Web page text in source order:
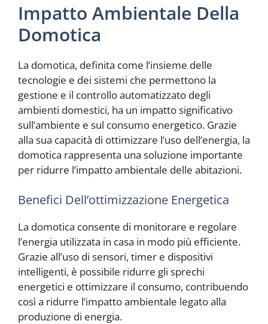
Impatto Ambientale Della
Domotica
La domotica, definita come l’insieme delle
tecnologie e dei sistemi che permettono la
gestione e il controllo automatizzato degli
ambienti domestici, ha un impatto significativo
sull’ambiente e sul consumo energetico. Grazie
alla sua capacità di ottimizzare l’uso dell’energia, la
domotica rappresenta una soluzione importante
per ridurre l’impatto ambientale delle abitazioni.
Benefici Dell’ottimizzazione Energetica
La domotica consente di monitorare e regolare
l’energia utilizzata in casa in modo più efficiente.
Grazie all’uso di sensori, timer e dispositivi
intelligenti, è possibile ridurre gli sprechi
energetici e ottimizzare il consumo, contribuendo
così a ridurre l’impatto ambientale legato alla
produzione di energia.